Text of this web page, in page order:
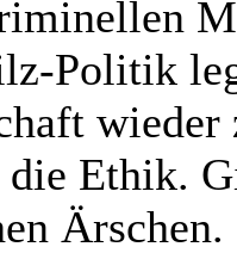
Politik
wieder
die Ethik.
Ärschen.